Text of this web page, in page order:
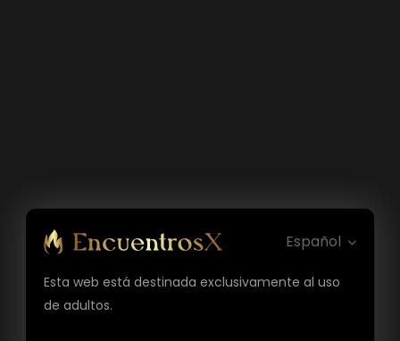
Español
Esta web está destinada exclusivamente al uso
de adultos.